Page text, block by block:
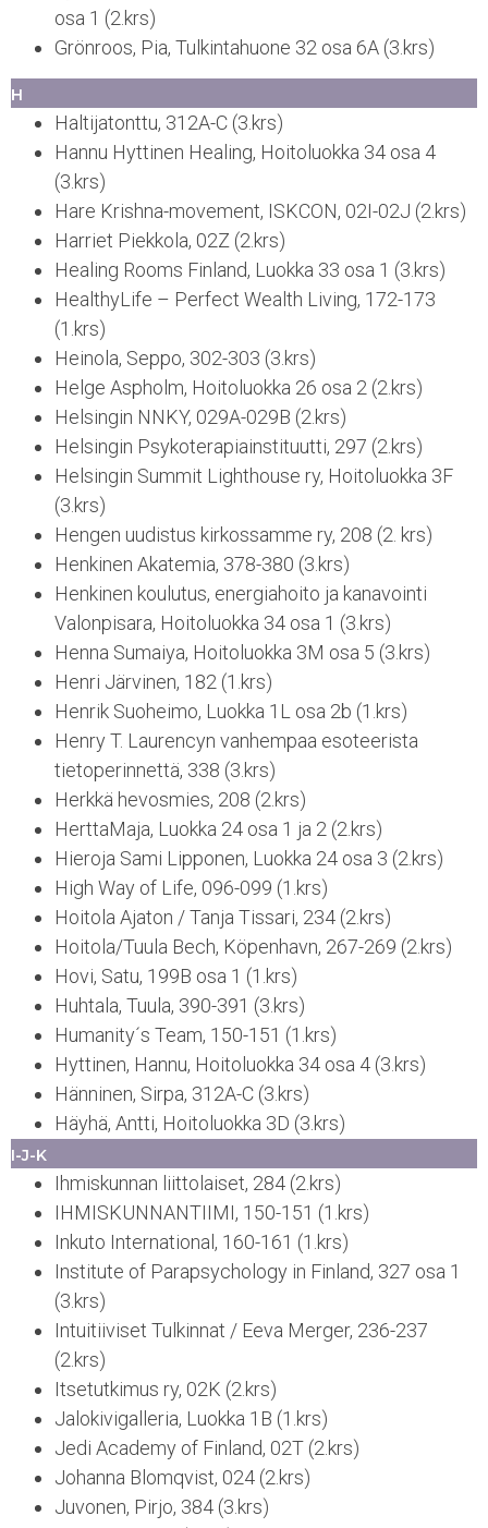
osa 1 (2.krs)
Grönroos, Pia, Tulkintahuone 32 osa 6A (3.krs)
H
Haltijatonttu, 312A-C (3.krs)
Hannu Hyttinen Healing, Hoitoluokka 34 osa 4
(3.krs)
Hare Krishna-movement, ISKCON, 02I-02J (2.krs)
Harriet Piekkola, 02Z (2.krs)
Healing Rooms Finland, Luokka 33 osa 1 (3.krs)
HealthyLife – Perfect Wealth Living, 172-173
(1.krs)
Heinola, Seppo, 302-303 (3.krs)
Helge Aspholm, Hoitoluokka 26 osa 2 (2.krs)
Helsingin NNKY, 029A-029B (2.krs)
Helsingin Psykoterapiainstituutti, 297 (2.krs)
Helsingin Summit Lighthouse ry, Hoitoluokka 3F
(3.krs)
Hengen uudistus kirkossamme ry, 208 (2. krs)
Henkinen Akatemia, 378-380 (3.krs)
Henkinen koulutus, energiahoito ja kanavointi
Valonpisara, Hoitoluokka 34 osa 1 (3.krs)
Henna Sumaiya, Hoitoluokka 3M osa 5 (3.krs)
Henri Järvinen, 182 (1.krs)
Henrik Suoheimo, Luokka 1L osa 2b (1.krs)
Henry T. Laurencyn vanhempaa esoteerista
tietoperinnettä, 338 (3.krs)
Herkkä hevosmies, 208 (2.krs)
HerttaMaja, Luokka 24 osa 1 ja 2 (2.krs)
Hieroja Sami Lipponen, Luokka 24 osa 3 (2.krs)
High Way of Life, 096-099 (1.krs)
Hoitola Ajaton / Tanja Tissari, 234 (2.krs)
Hoitola/Tuula Bech, Köpenhavn, 267-269 (2.krs)
Hovi, Satu, 199B osa 1 (1.krs)
Huhtala, Tuula, 390-391 (3.krs)
Humanity´s Team, 150-151 (1.krs)
Hyttinen, Hannu, Hoitoluokka 34 osa 4 (3.krs)
Hänninen, Sirpa, 312A-C (3.krs)
Häyhä, Antti, Hoitoluokka 3D (3.krs)
I-J-K
Ihmiskunnan liittolaiset, 284 (2.krs)
IHMISKUNNANTIIMI, 150-151 (1.krs)
Inkuto International, 160-161 (1.krs)
Institute of Parapsychology in Finland, 327 osa 1
(3.krs)
Intuitiiviset Tulkinnat / Eeva Merger, 236-237
(2.krs)
Itsetutkimus ry, 02K (2.krs)
Jalokivigalleria, Luokka 1B (1.krs)
Jedi Academy of Finland, 02T (2.krs)
Johanna Blomqvist, 024 (2.krs)
Juvonen, Pirjo, 384 (3.krs)